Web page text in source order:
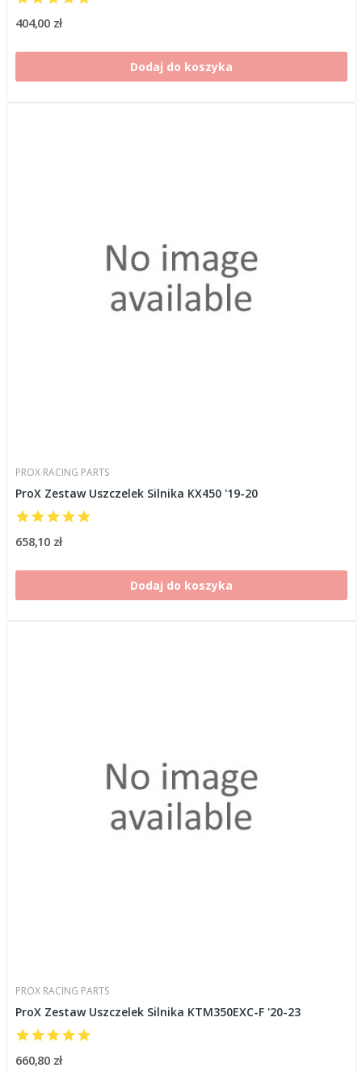
404,00 zł
Dodaj do koszyka
PROX RACING PARTS
ProX Zestaw Uszczelek Silnika KX450 '19-20
658,10 zł
Dodaj do koszyka
PROX RACING PARTS
ProX Zestaw Uszczelek Silnika KTM350EXC-F '20-23
660,80 zł